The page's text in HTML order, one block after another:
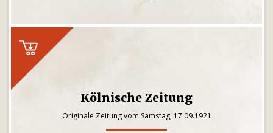
Kölnische Zeitung
Originale Zeitung vom Samstag, 17.09.1921